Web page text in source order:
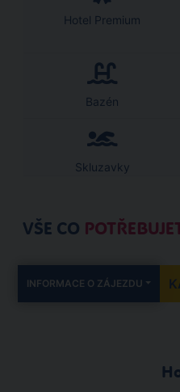
Hotel Premium
Bazén
Skluzavky
VŠE CO
INFORMACE O ZÁJEZDU